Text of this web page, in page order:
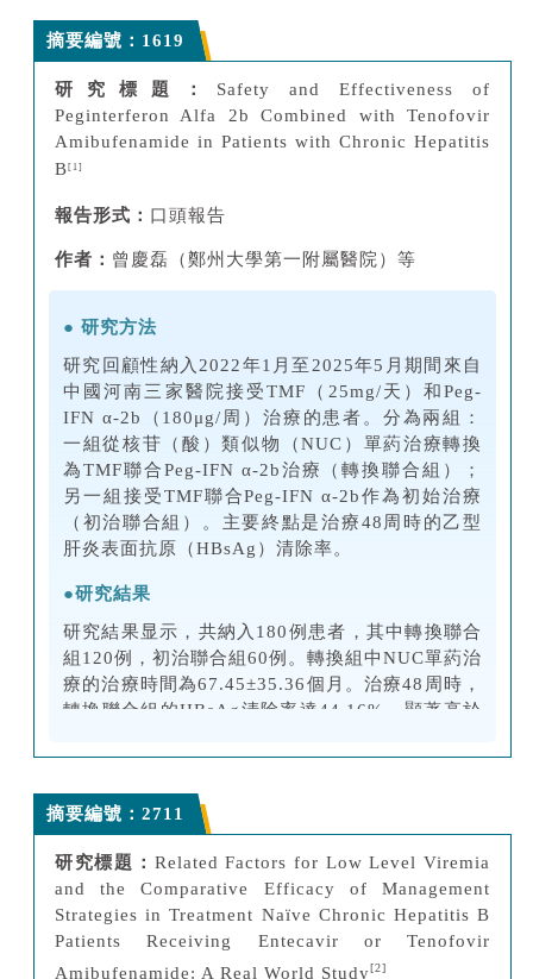
摘要編號：1619
研究標題： Safety and Effectiveness of
Peginterferon Alfa 2b Combined with Tenofovir
Amibufenamide in Patients with Chronic Hepatitis
B [1]
報告形式： 口頭報告
作者： 曾慶磊（鄭州大學第一附屬醫院）等
● 研究方法
研究回顧性納入2022年1月至2025年5月期間來自
中國河南三家醫院接受TMF（25mg/天）和Peg-
IFN α-2b（180μg/周）治療的患者。分為兩組：
一組從核苷（酸）類似物（NUC）單葯治療轉換
為TMF聯合Peg-IFN α-2b治療（轉換聯合組）；
另一組接受TMF聯合Peg-IFN α-2b作為初始治療
（初治聯合組）。主要終點是治療48周時的乙型
肝炎表面抗原（HBsAg）清除率。
●研究結果
研究結果显示，共納入180例患者，其中轉換聯合
組120例，初治聯合組60例。轉換組中NUC單葯治
療的治療時間為67.45±35.36個月。治療48周時，
轉換聯合組的HBsAg清除率達44.16%，顯著高於
的HBeAg清除率達76.67%，也顯著優於初治聯合
組（42.86%，P=0.026）。兩組HBV DNA不可測
率均超過96%，病毒抑制效果優異。治療期間常見
不良反應為丙氨酸氨基轉移酶（ALT）升高、白細
胞及血小板減少等，均在可控範圍內，未發生嚴重
不良事件。
●研究結論
摘要編號：2711
研究標題： Related Factors for Low Level Viremia
and the Comparative Efficacy of Management
Strategies in Treatment Naïve Chronic Hepatitis B
Patients Receiving Entecavir or Tenofovir
Amibufenamide: A Real World Study[2]